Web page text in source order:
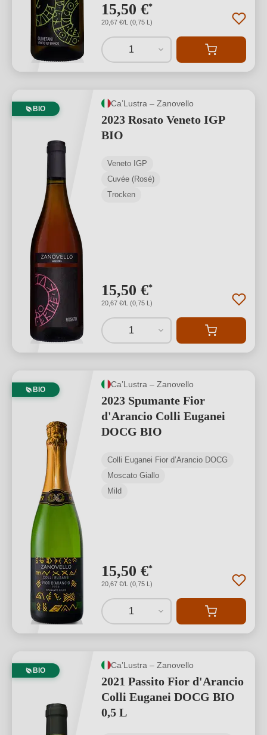
15,50 €*
20,67 €/L (0,75 L)
1
BIO
Ca’Lustra – Zanovello
2023 Rosato Veneto IGP
BIO
Veneto IGP
Cuvée (Rosé)
Trocken
15,50 €*
20,67 €/L (0,75 L)
1
BIO
Ca’Lustra – Zanovello
2023 Spumante Fior
d'Arancio Colli Euganei
DOCG BIO
Colli Euganei Fior d’Arancio DOCG
Moscato Giallo
Mild
15,50 €*
20,67 €/L (0,75 L)
1
BIO
Ca’Lustra – Zanovello
2021 Passito Fior d'Arancio
Colli Euganei DOCG BIO
0,5 L